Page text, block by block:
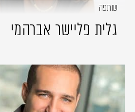
שותפה
גלית פליישר אברהמי